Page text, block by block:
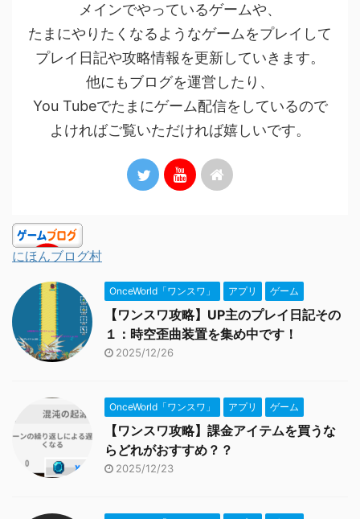
メインでやっているゲームや、
たまにやりたくなるようなゲームをプレイして
プレイ日記や攻略情報を更新していきます。
他にもブログを運営したり、
You Tubeでたまにゲーム配信をしているので
よければご覧いただければ嬉しいです。
にほんブログ村
OnceWorld「ワンスワ」 アプリ ゲーム
【ワンスワ攻略】UP主のプレイ日記その
１：時空歪曲装置を集め中です！
2025/12/26
OnceWorld「ワンスワ」 アプリ ゲーム
【ワンスワ攻略】課金アイテムを買うな
らどれがおすすめ？？
2025/12/23